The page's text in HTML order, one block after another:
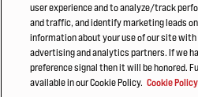
採用情報
採用情報
user experience and to analyze/track
and traffic, and identify marketing leads
information about your use of our site with
advertising and analytics partners. If we
preference signal then it will be honored.
available in our Cookie Policy. Cookie Policy